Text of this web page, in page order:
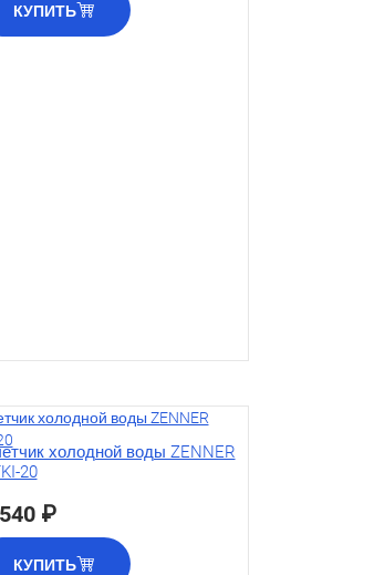
КУПИТЬ
холодной воды ZENNER
20
₽
КУПИТЬ